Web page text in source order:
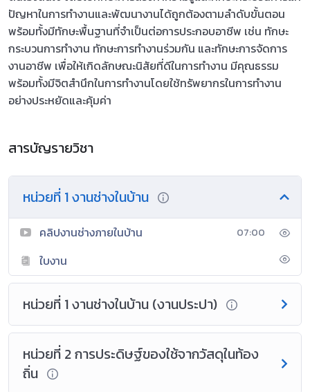
ปัญหาในการทำงานและพัฒนางานได้ถูกต้องตามลำดับขั้นตอน
พร้อมทั้งมีทักษะพื้นฐานที่จำเป็นต่อการประกอบอาชีพ เช่น ทักษะ
กระบวนการทำงาน ทักษะการทำงานร่วมกัน และทักษะการจัดการ
งานอาชีพ เพื่อให้เกิดลักษณะนิสัยที่ดีในการทำงาน มีคุณธรรม
พร้อมทั้งมีจิตสำนึกในการทำงานโดยใช้ทรัพยากรในการทำงาน
อย่างประหยัดและคุ้มค่า
สารบัญรายวิชา
หน่วยที่ 1 งานช่างในบ้าน
คลิปงานช่างภายในบ้าน 07:00
ใบงาน
หน่วยที่ 1 งานช่างในบ้าน (งานประปา)
หน่วยที่ 2 การประดิษฐ์ของใช้จากวัสดุในท้อง
ถิ่น